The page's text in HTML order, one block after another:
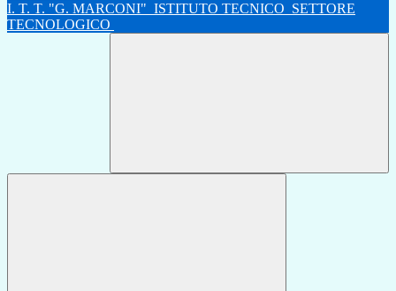
I. T. T. "G. MARCONI" ISTITUTO TECNICO SETTORE
TECNOLOGICO